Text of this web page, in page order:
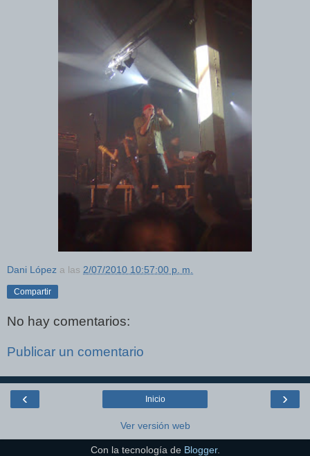
Dani López a las 2/07/2010 10:57:00 p. m.
Compartir
No hay comentarios:
Publicar un comentario
‹ ›
Inicio
Ver versión web
Con la tecnología de Blogger.